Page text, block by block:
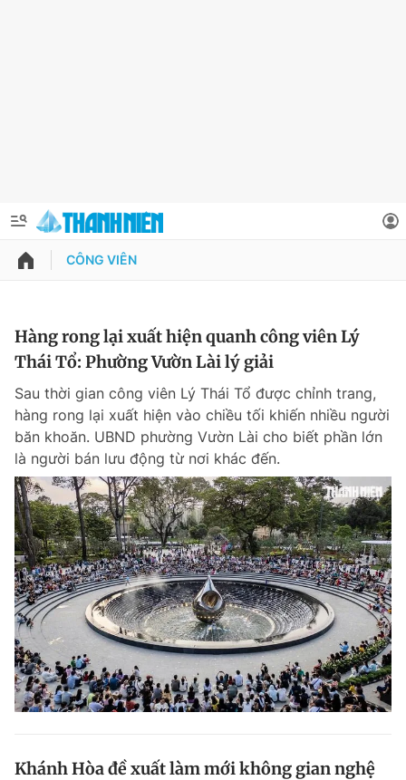
QUẢNG CÁO
Chuyên mục khác
Chào ngày mới Tin 24h
Tin thị trường Tin 360
Video Magazine
Sản phẩm khác
Tiện ích Bạn cần biết
Thông tin tài khoản
Đổi mật khẩu
Tin đã lưu
Tin đã xem
Đăng xuất
CÔNG VIÊN
Hàng rong lại xuất hiện quanh công viên Lý
Thái Tổ: Phường Vườn Lài lý giải
Sau thời gian công viên Lý Thái Tổ được chỉnh trang,
hàng rong lại xuất hiện vào chiều tối khiến nhiều người
băn khoăn. UBND phường Vườn Lài cho biết phần lớn
là người bán lưu động từ nơi khác đến.
Khánh Hòa đề xuất làm mới không gian nghệ